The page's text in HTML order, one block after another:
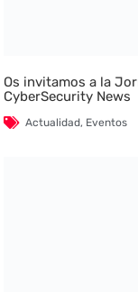
Os invitamos a la
CyberSecurity News
Actualidad, Eventos